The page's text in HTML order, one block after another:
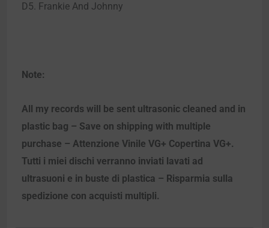
D5. Frankie And Johnny
Note:
All my records will be sent ultrasonic cleaned and in
plastic bag – Save on shipping with multiple
purchase – Attenzione Vinile VG+ Copertina VG+.
Tutti i miei dischi verranno inviati lavati ad
ultrasuoni e in buste di plastica – Risparmia sulla
spedizione con acquisti multipli.